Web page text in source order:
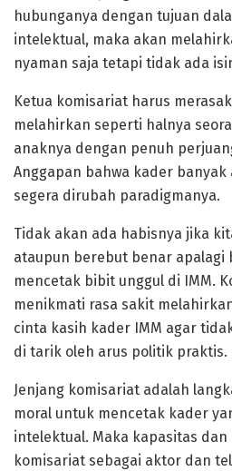
hubunganya dengan tujuan
intelektual, maka akan
nyaman saja tetapi tidak ada
Ketua komisariat harus
melahirkan seperti halnya
anaknya dengan penuh
Anggapan bahwa kader
segera dirubah paradigmanya.
Tidak akan ada habisnya jika
ataupun berebut benar apalagi
mencetak bibit unggul di IMM.
menikmati rasa sakit
cinta kasih kader IMM agar
di tarik oleh arus politik praktis.
Jenjang komisariat adalah
moral untuk mencetak kader
intelektual. Maka kapasitas
komisariat sebagai aktor dan